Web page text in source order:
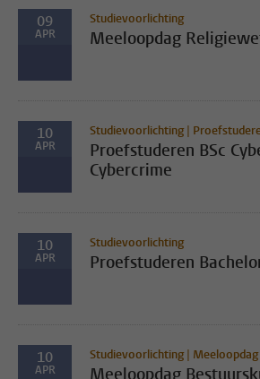
09
APR
Studievoorlichting
Meeloopdag
10
APR
Studievoorlichting |
Proefstuderen BSc
Cybercrime
10
APR
Studievoorlichting
Proefstuderen
10
APR
Studievoorlichting | Meeloopdag
Meeloopdag